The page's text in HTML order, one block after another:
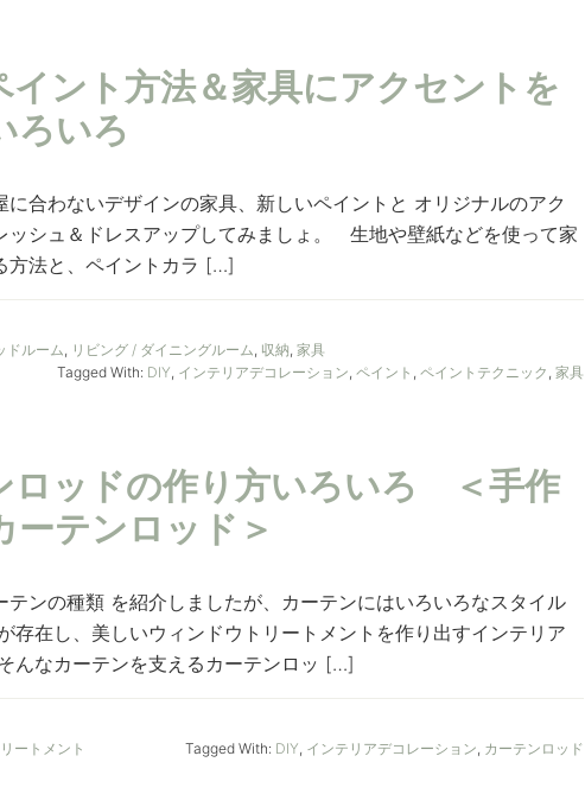
イント方法＆家具にアクセントを
ろいろ
合わないデザインの家具、新しいペイントと オリジナルのアク
ッシュ＆ドレスアップしてみましょ。 生地や壁紙などを使って家
方法と、ペイントカラ […]
ドルーム, リビング / ダイニングルーム, 収納, 家具
Tagged With: DIY, インテリアデコレーション, ペイント , ペイントテクニック , 家具
ロッドの作り方いろいろ ＜手作
ーテンロッド＞
テンの種類 を紹介しましたが、カーテンにはいろいろなスタイル
存在し、美しいウィンドウトリートメントを作り出すインテリア
んなカーテンを支えるカーテンロッ […]
ートメント Tagged With: DIY, インテリアデコレーション, カーテンロッド